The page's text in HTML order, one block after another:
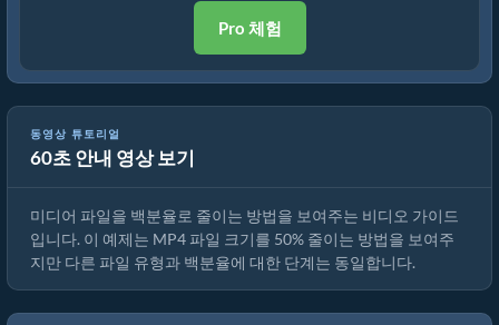
Pro 체험
동영상 튜토리얼
60초 안내 영상 보기
미디어 파일 크기를 50% 줄이는 방법 (간단한 가이드)
미디어 파일을 백분율로 줄이는 방법을 보여주는 비디오 가이드
입니다. 이 예제는 MP4 파일 크기를 50% 줄이는 방법을 보여주
지만 다른 파일 유형과 백분율에 대한 단계는 동일합니다.